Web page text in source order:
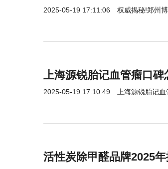
2025-05-19 17:11:06 权威揭秘!郑州
上海源锐胎记血管瘤口
2025-05-19 17:10:49 上海源锐胎记
活性炭除甲醛品牌2025年